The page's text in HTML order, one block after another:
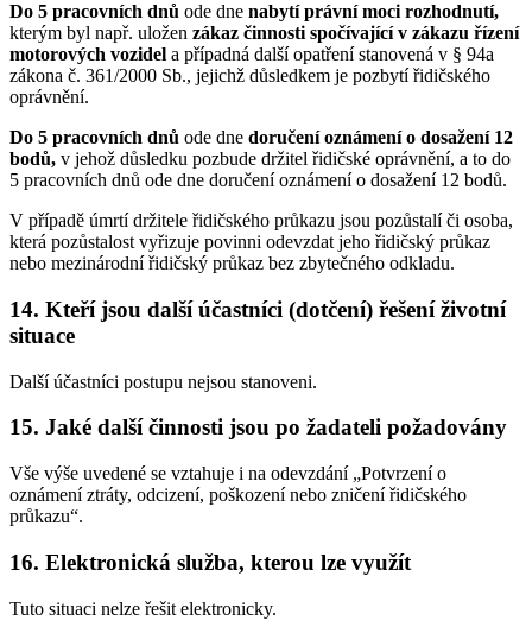
Do 5 pracovních dnů ode dne nabytí právní moci rozhodnutí,
kterým byl např. uložen zákaz činnosti spočívající v zákazu řízení
motorových vozidel a případná další opatření stanovená v § 94a
zákona č. 361/2000 Sb., jejichž důsledkem je pozbytí řidičského
oprávnění.
Do 5 pracovních dnů ode dne doručení oznámení o dosažení 12
bodů, v jehož důsledku pozbude držitel řidičské oprávnění, a to do
5 pracovních dnů ode dne doručení oznámení o dosažení 12 bodů.
V případě úmrtí držitele řidičského průkazu jsou pozůstalí či osoba,
která pozůstalost vyřizuje povinni odevzdat jeho řidičský průkaz
nebo mezinárodní řidičský průkaz bez zbytečného odkladu.
14. Kteří jsou další účastníci (dotčení) řešení životní
situace
Další účastníci postupu nejsou stanoveni.
15. Jaké další činnosti jsou po žadateli požadovány
Vše výše uvedené se vztahuje i na odevzdání „Potvrzení o
oznámení ztráty, odcizení, poškození nebo zničení řidičského
průkazu“.
16. Elektronická služba, kterou lze využít
Tuto situaci nelze řešit elektronicky.